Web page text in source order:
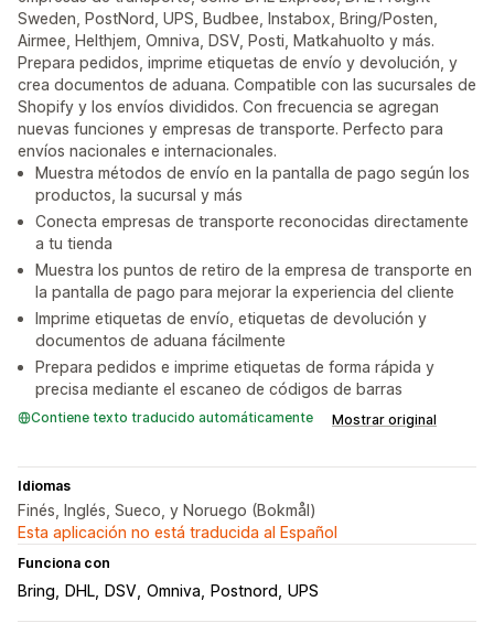
Sweden, PostNord, UPS, Budbee, Instabox, Bring/Posten,
Airmee, Helthjem, Omniva, DSV, Posti, Matkahuolto y más.
Prepara pedidos, imprime etiquetas de envío y devolución, y
crea documentos de aduana. Compatible con las sucursales de
Shopify y los envíos divididos. Con frecuencia se agregan
nuevas funciones y empresas de transporte. Perfecto para
envíos nacionales e internacionales.
Muestra métodos de envío en la pantalla de pago según los
productos, la sucursal y más
Conecta empresas de transporte reconocidas directamente
a tu tienda
Muestra los puntos de retiro de la empresa de transporte en
la pantalla de pago para mejorar la experiencia del cliente
Imprime etiquetas de envío, etiquetas de devolución y
documentos de aduana fácilmente
Prepara pedidos e imprime etiquetas de forma rápida y
precisa mediante el escaneo de códigos de barras
Contiene texto traducido automáticamente Mostrar original
Idiomas
Finés, Inglés, Sueco, y Noruego (Bokmål)
Esta aplicación no está traducida al Español
Funciona con
Bring DHL DSV Omniva Postnord UPS